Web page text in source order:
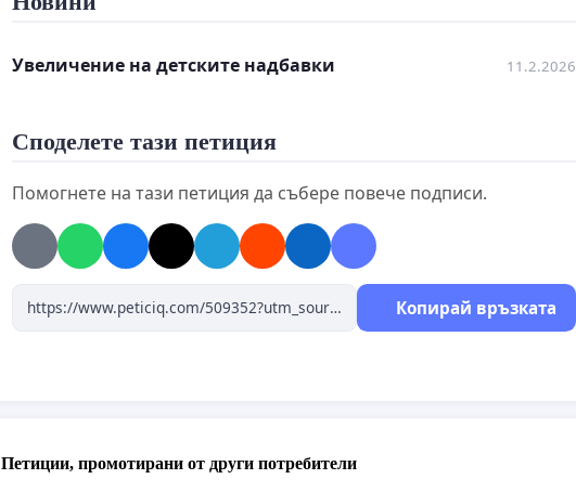
Увеличение на детските надбавки 11.2.2026
Споделете тази петиция
Помогнете на тази петиция да събере повече подписи.
Копирай връзката
Петиции, промотирани от други потребители